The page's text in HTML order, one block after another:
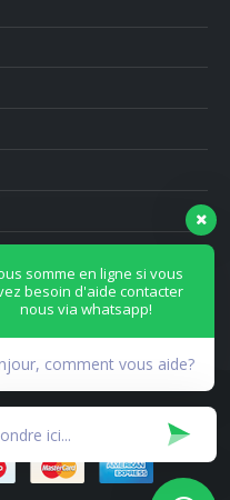
somme en ligne si vous
besoin d'aide contacter
nous via whatsapp!
comment vous aide?